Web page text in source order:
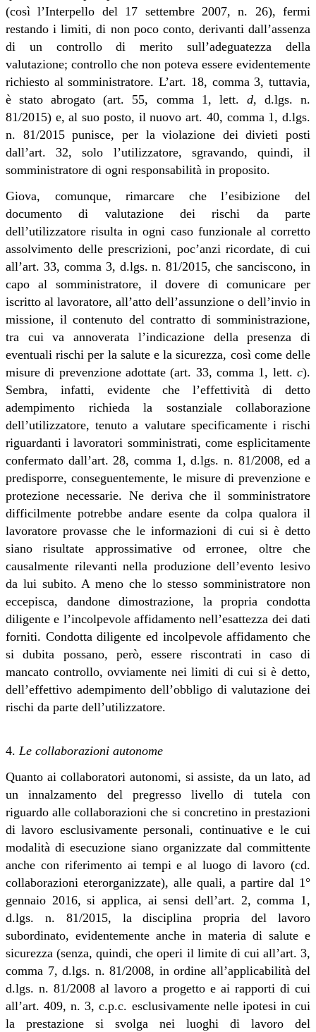
(così l’Interpello del 17 settembre 2007, n. 26), fermi
restando i limiti, di non poco conto, derivanti dall’assenza
di un controllo di merito sull’adeguatezza della
valutazione; controllo che non poteva essere evidentemente
richiesto al somministratore. L’art. 18, comma 3, tuttavia,
è stato abrogato (art. 55, comma 1, lett. d, d.lgs. n.
81/2015) e, al suo posto, il nuovo art. 40, comma 1, d.lgs.
n. 81/2015 punisce, per la violazione dei divieti posti
dall’art. 32, solo l’utilizzatore, sgravando, quindi, il
somministratore di ogni responsabilità in proposito.
Giova, comunque, rimarcare che l’esibizione del
documento di valutazione dei rischi da parte
dell’utilizzatore risulta in ogni caso funzionale al corretto
assolvimento delle prescrizioni, poc’anzi ricordate, di cui
all’art. 33, comma 3, d.lgs. n. 81/2015, che sanciscono, in
capo al somministratore, il dovere di comunicare per
iscritto al lavoratore, all’atto dell’assunzione o dell’invio in
missione, il contenuto del contratto di somministrazione,
tra cui va annoverata l’indicazione della presenza di
eventuali rischi per la salute e la sicurezza, così come delle
misure di prevenzione adottate (art. 33, comma 1, lett. c).
Sembra, infatti, evidente che l’effettività di detto
adempimento richieda la sostanziale collaborazione
dell’utilizzatore, tenuto a valutare specificamente i rischi
riguardanti i lavoratori somministrati, come esplicitamente
confermato dall’art. 28, comma 1, d.lgs. n. 81/2008, ed a
predisporre, conseguentemente, le misure di prevenzione e
protezione necessarie. Ne deriva che il somministratore
difficilmente potrebbe andare esente da colpa qualora il
lavoratore provasse che le informazioni di cui si è detto
siano risultate approssimative od erronee, oltre che
causalmente rilevanti nella produzione dell’evento lesivo
da lui subito. A meno che lo stesso somministratore non
eccepisca, dandone dimostrazione, la propria condotta
diligente e l’incolpevole affidamento nell’esattezza dei dati
forniti. Condotta diligente ed incolpevole affidamento che
si dubita possano, però, essere riscontrati in caso di
mancato controllo, ovviamente nei limiti di cui si è detto,
dell’effettivo adempimento dell’obbligo di valutazione dei
rischi da parte dell’utilizzatore.
4. Le collaborazioni autonome
Quanto ai collaboratori autonomi, si assiste, da un lato, ad
un innalzamento del pregresso livello di tutela con
riguardo alle collaborazioni che si concretino in prestazioni
di lavoro esclusivamente personali, continuative e le cui
modalità di esecuzione siano organizzate dal committente
anche con riferimento ai tempi e al luogo di lavoro (cd.
collaborazioni eterorganizzate), alle quali, a partire dal 1°
gennaio 2016, si applica, ai sensi dell’art. 2, comma 1,
d.lgs. n. 81/2015, la disciplina propria del lavoro
subordinato, evidentemente anche in materia di salute e
sicurezza (senza, quindi, che operi il limite di cui all’art. 3,
comma 7, d.lgs. n. 81/2008, in ordine all’applicabilità del
d.lgs. n. 81/2008 al lavoro a progetto e ai rapporti di cui
all’art. 409, n. 3, c.p.c. esclusivamente nelle ipotesi in cui
la prestazione si svolga nei luoghi di lavoro del